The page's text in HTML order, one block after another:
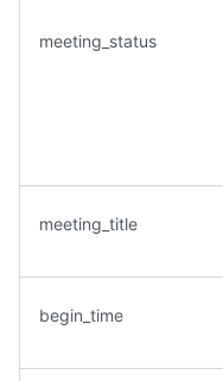
meeting_status
meeting_title
begin_time